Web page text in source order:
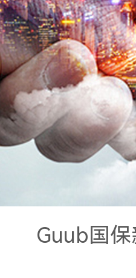
Guub国